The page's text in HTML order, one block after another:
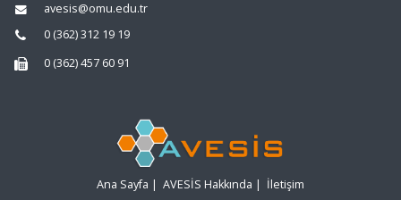
avesis@omu.edu.tr
0 (362) 312 19 19
0 (362) 457 60 91
Ana Sayfa | AVESİS Hakkında | İletişim